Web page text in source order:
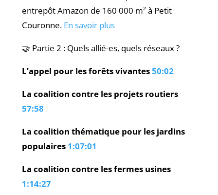
entrepôt Amazon de 160 000 m² à Petit
Couronne. En savoir plus
🤝 Partie 2 : Quels allié-es, quels réseaux ?
L’appel pour les forêts vivantes50:02
La coalition contre les projets routiers
57:58
La coalition thématique pour les jardins
populaires 1:07:01
La coalition contre les fermes usines
1:14:27